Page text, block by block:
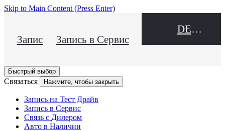
Skip to Main Content (Press Enter)
Запись на Тест Драйв
Запись в Сервис
DEALER NAME
Быстрый выбор
Связаться Нажмите, чтобы закрыть
Запись на Тест Драйв
Запись в Сервис
Связь с Дилером
Авто в Наличии